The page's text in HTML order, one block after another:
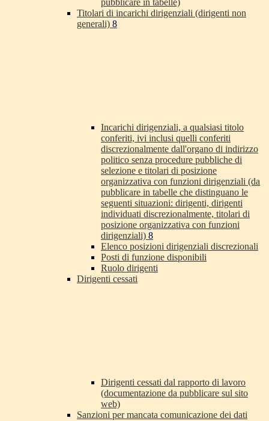
pubblicare in tabelle)
Titolari di incarichi dirigenziali (dirigenti non
generali) 8
Incarichi dirigenziali, a qualsiasi titolo
conferiti, ivi inclusi quelli conferiti
discrezionalmente dall'organo di indirizzo
politico senza procedure pubbliche di
selezione e titolari di posizione
organizzativa con funzioni dirigenziali (da
pubblicare in tabelle che distinguano le
seguenti situazioni: dirigenti, dirigenti
individuati discrezionalmente, titolari di
posizione organizzativa con funzioni
dirigenziali) 8
Elenco posizioni dirigenziali discrezionali
Posti di funzione disponibili
Ruolo dirigenti
Dirigenti cessati
Dirigenti cessati dal rapporto di lavoro
(documentazione da pubblicare sul sito
web)
Sanzioni per mancata comunicazione dei dati